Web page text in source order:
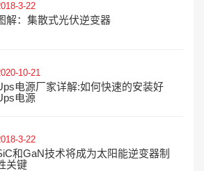
3-22
解：集散式光伏逆变器
10-21
电源厂家详解:如何快速的安装好
电源
3-22
和GaN技术将成为太阳能逆变器制
关键